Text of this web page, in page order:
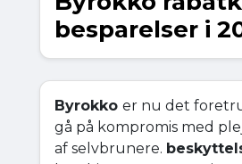
besparelser i
Byrokko er nu det
gå på kompromis med
af selvbrunere.